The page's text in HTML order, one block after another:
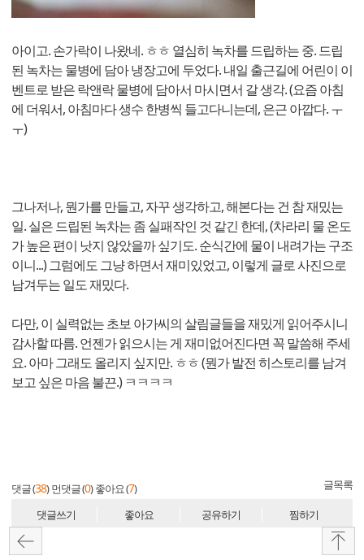
아이고. 손가락이 나왔네. ㅎㅎ 열심히 녹차를 드립하는 중. 드립
된 녹차는 물병에 담아 냉장고에 두었다. 내일 출근길에 어린이 이
벤트로 받은 락앤락 물병에 담아서 마시면서 갈 생각. (요즘 아침
에 더워서, 아침마다 생수 한병씩 들고다니는데, 은근 아깝다. ㅜ
ㅜ)
그나저나, 뭔가를 만들고, 자꾸 생각하고, 해본다는 건 참 재밌는
일. 실은 드립된 녹차는 좀 실패작인 것 같긴 한데, (차라리 물 온도
가 높은 편이 낫지 않았을까 싶기도. 순식간에 물이 내려가는 구조
이니...) 그럼에도 그냥 하면서 재미있었고, 이렇게 글로 사진으로
남겨두는 일도 재밌다.
다만, 이 실력없는 초보 아가씨의 살림글들을 재밌게 읽어주시니
감사할 따름. 언젠가 읽으시는 게 재미없어진다면 꼭 말씀해 주세
요. 아마 그래도 올리지 싶지만. ㅎㅎ (뭔가 발전 히스토리를 남겨
보고 싶은 마음 불끈.) ㅋㅋㅋㅋ
댓글 (38) 먼댓글 (0) 좋아요 (7) 글목록
댓글쓰기 좋아요 공유하기 찜하기